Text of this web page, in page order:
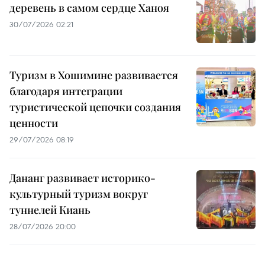
деревень в самом сердце Ханоя
30/07/2026 02:21
Туризм в Хошимине развивается
благодаря интеграции
туристической цепочки создания
ценности
29/07/2026 08:19
Дананг развивает историко-
культурный туризм вокруг
туннелей Киань
28/07/2026 20:00